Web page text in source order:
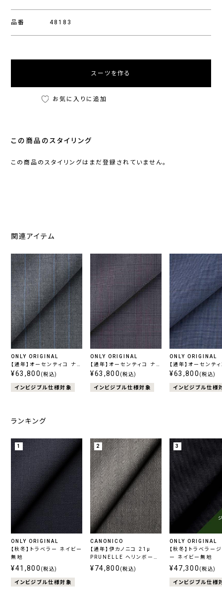
品番 48183
スーツを作る
お気に入りに追加
この商品のスタイリング
この商品のスタイリングはまだ登録されていません。
関連アイテム
ONLY ORIGINAL
【通年】オーセンティコ ナチ
ュラルストレッチ グレースト
¥63,800 (税込)
インビジブル仕様対象
ONLY ORIGINAL
【通年】オーセンティコ ナチ
ュラルストレッチ グレーチェ
¥63,800 (税込)
インビジブル仕様対象
ONLY ORIGINAL
【通年】オーセンテ
ュラルストレッチ ブ
¥63,800 (税込)
インビジブル仕様
ランキング
1
ONLY ORIGINAL
【秋冬】トラベラー ネイビー
無地
¥41,800 (税込)
インビジブル仕様対象
2
CANONICO
【通年】伊カノニコ 21μ
PRUNELLE ヘリンボーン
グレー
¥74,800 (税込)
3
ONLY ORIGINAL
【秋冬】トラベラー
ー ネイビー無地
¥47,300 (税込)
インビジブル仕様